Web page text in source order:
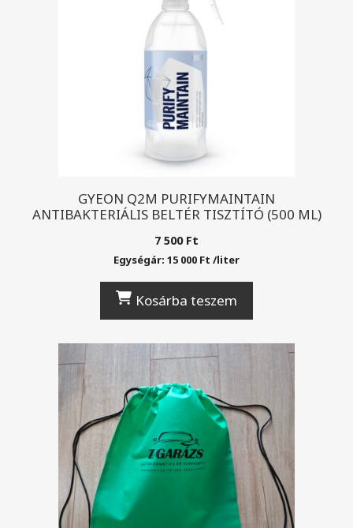
GYEON Q2M PURIFYMAINTAIN
ANTIBAKTERIÁLIS BELTÉR TISZTÍTÓ (500 ML)
7 500 Ft
Egységár: 15 000 Ft /liter
Kosárba teszem